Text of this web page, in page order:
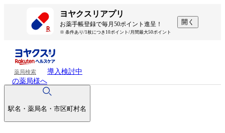
ヨヤクスリアプリ
お薬手帳登録で毎月50ポイント進呈！
※ 条件あり/1枚につき10ポイント/月間最大50ポイント
開く
薬局検索
導入検討中
の薬局様へ
駅名・薬局名・市区町村名
処方せんを送って待ち時間を短く！
処方せんを送って待ち時間を短く！